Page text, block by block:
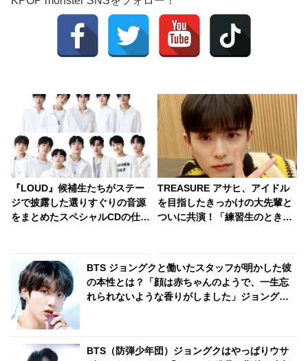
『LOUD』候補生たちがステー
ジで披露した選りすぐりの音源
をまとめたスペシャルCDの仕
ースへ
TREASURE アサヒ、アイドル
を目指したきっかけの大先輩と
ついに共演！「練習生のときか
到
BTS ジョングクと働いたスタッフが明かした彼
の本性とは？「顔は赤ちゃんのようで、一生忘
れられないような香りがしました」ジョングク
BTS（防弾少年団）ジョングクはやっぱりウサ